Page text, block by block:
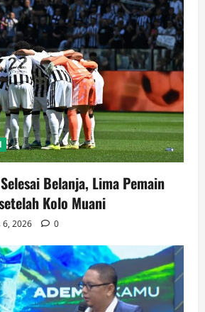
Belanja, Lima Pemain
Kolo Muani
6, 2026 0